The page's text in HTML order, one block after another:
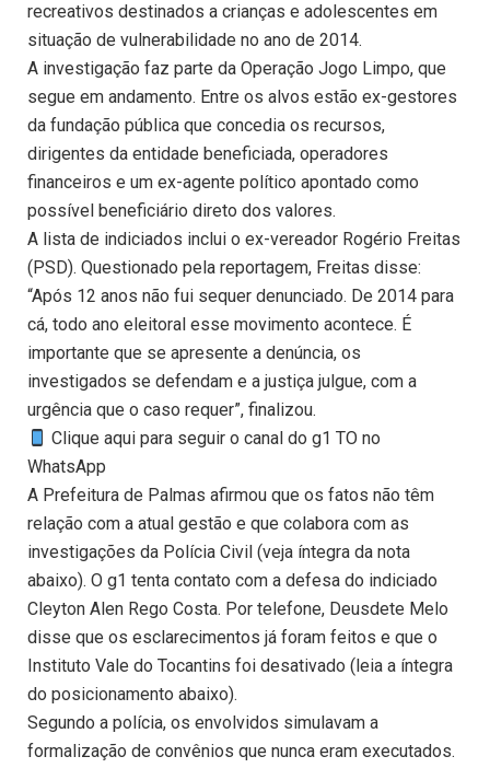
recreativos destinados a crianças e adolescentes em
situação de vulnerabilidade no ano de 2014.
A investigação faz parte da Operação Jogo Limpo, que
segue em andamento. Entre os alvos estão ex-gestores
da fundação pública que concedia os recursos,
dirigentes da entidade beneficiada, operadores
financeiros e um ex-agente político apontado como
possível beneficiário direto dos valores.
A lista de indiciados inclui o ex-vereador Rogério Freitas
(PSD). Questionado pela reportagem, Freitas disse:
“Após 12 anos não fui sequer denunciado. De 2014 para
cá, todo ano eleitoral esse movimento acontece. É
importante que se apresente a denúncia, os
investigados se defendam e a justiça julgue, com a
urgência que o caso requer”, finalizou.
Clique aqui para seguir o canal do g1 TO no
WhatsApp
A Prefeitura de Palmas afirmou que os fatos não têm
relação com a atual gestão e que colabora com as
investigações da Polícia Civil (veja íntegra da nota
abaixo). O g1 tenta contato com a defesa do indiciado
Cleyton Alen Rego Costa. Por telefone, Deusdete Melo
disse que os esclarecimentos já foram feitos e que o
Instituto Vale do Tocantins foi desativado (leia a íntegra
do posicionamento abaixo).
Segundo a polícia, os envolvidos simulavam a
formalização de convênios que nunca eram executados.